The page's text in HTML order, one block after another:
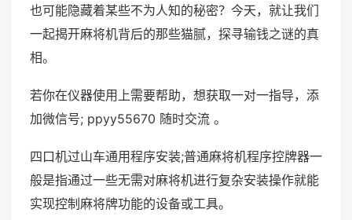
也可能隐藏着某些不为人知的秘密？今天，就让我们
一起揭开麻将机背后的那些猫腻，探寻输钱之谜的真
相。
若你在仪器使用上需要帮助，想获取一对一指导，添
加微信号; ppyy55670 随时交流 。
四口机过山车通用程序安装;普通麻将机程序控牌器一
般是指通过一些无需对麻将机进行复杂安装操作就能
实现控制麻将牌功能的设备或工具。